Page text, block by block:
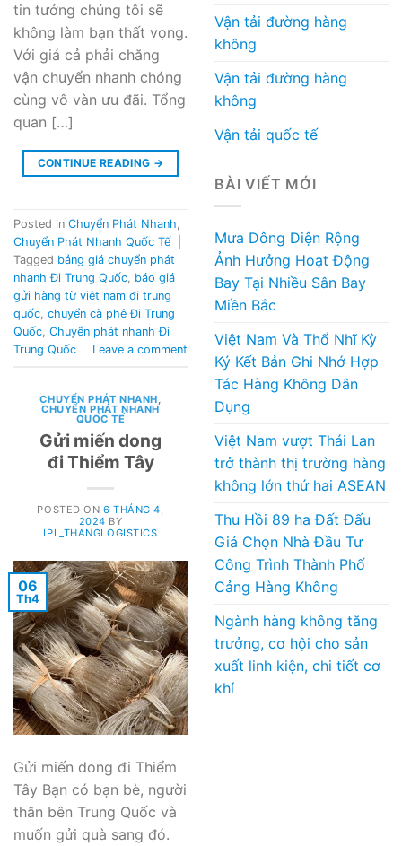
tin tưởng chúng tôi sẽ
không làm bạn thất vọng.
Với giá cả phải chăng
vận chuyển nhanh chóng
cùng vô vàn ưu đãi. Tổng
quan […]
CONTINUE READING →
Posted in Chuyển Phát Nhanh,
Chuyển Phát Nhanh Quốc Tế
Tagged bảng giá chuyển phát
nhanh Đi Trung Quốc, báo giá
gửi hàng từ việt nam đi trung
quốc, chuyển cà phê Đi Trung
Quốc, Chuyển phát nhanh Đi
Trung Quốc
Leave a comment
CHUYỂN PHÁT NHANH,
CHUYỂN PHÁT NHANH
QUỐC TẾ
Gửi miến dong
đi Thiểm Tây
POSTED ON 6 THÁNG 4,
2024 BY
IPL_THANGLOGISTICS
06
Th4
Gửi miến dong đi Thiểm
Tây Bạn có bạn bè, người
thân bên Trung Quốc và
muốn gửi quà sang đó.
Vận tải đường hàng
không
Vận tải đường hàng
không
Vận tải quốc tế
BÀI VIẾT MỚI
Mưa Dông Diện Rộng
Ảnh Hưởng Hoạt Động
Bay Tại Nhiều Sân Bay
Miền Bắc
Việt Nam Và Thổ Nhĩ Kỳ
Ký Kết Bản Ghi Nhớ Hợp
Tác Hàng Không Dân
Dụng
Việt Nam vượt Thái Lan
trở thành thị trường hàng
không lớn thứ hai ASEAN
Thu Hồi 89 ha Đất Đấu
Giá Chọn Nhà Đầu Tư
Công Trình Thành Phố
Cảng Hàng Không
Ngành hàng không tăng
trưởng, cơ hội cho sản
xuất linh kiện, chi tiết cơ
khí